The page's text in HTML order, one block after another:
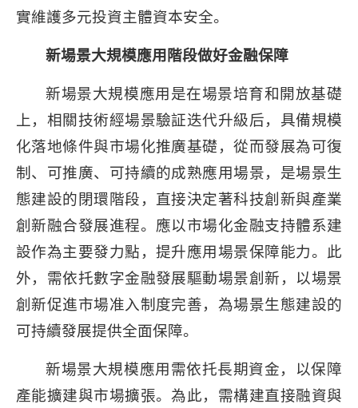
實維護多元投資主體資本安全。
新場景大規模應用階段做好金融保障
新場景大規模應用是在場景培育和開放基礎
上，相關技術經場景驗証迭代升級后，具備規模
化落地條件與市場化推廣基礎，從而發展為可復
制、可推廣、可持續的成熟應用場景，是場景生
態建設的閉環階段，直接決定著科技創新與產業
創新融合發展進程。應以市場化金融支持體系建
設作為主要發力點，提升應用場景保障能力。此
外，需依托數字金融發展驅動場景創新，以場景
創新促進市場准入制度完善，為場景生態建設的
可持續發展提供全面保障。
新場景大規模應用需依托長期資金，以保障
產能擴建與市場擴張。為此，需構建直接融資與